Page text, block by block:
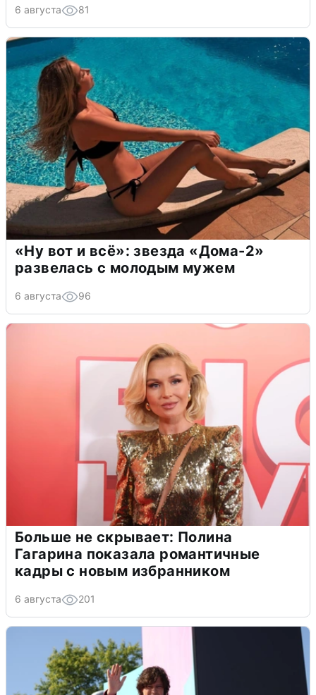
6 августа 81
«Ну вот и всё»: звезда «Дома-2»
развелась с молодым мужем
6 августа 96
Больше не скрывает: Полина
Гагарина показала романтичные
кадры с новым избранником
6 августа 201